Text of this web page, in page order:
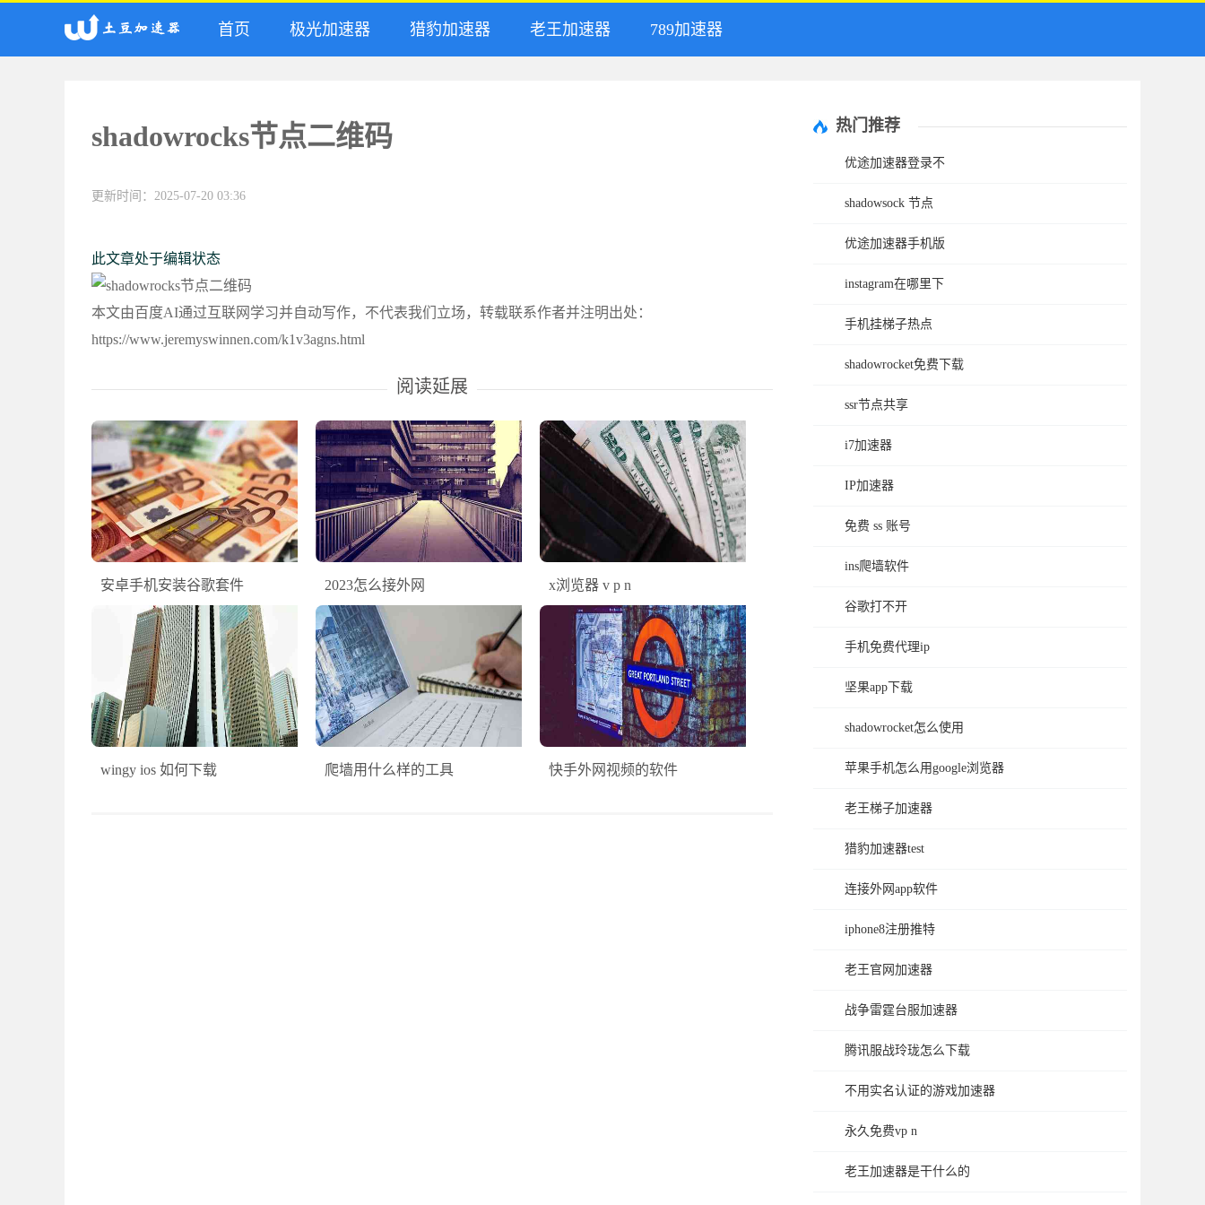
首页 极光加速器 猎豹加速器 老王加速器 789加速器
shadowrocks节点二维码
更新时间：2025-07-20 03:36
此文章处于编辑状态
本文由百度AI通过互联网学习并自动写作，不代表我们立场，转载联系作者并注明出处：
https://www.jeremyswinnen.com/k1v3agns.html
阅读延展
安卓手机安装谷歌套件 2023怎么接外网 x浏览器 v p n
wingy ios 如何下载 爬墙用什么样的工具 快手外网视频的软件
热门推荐
优途加速器登录不
shadowsock 节点
优途加速器手机版
instagram在哪里下
手机挂梯子热点
shadowrocket免费下载
ssr节点共享
i7加速器
IP加速器
免费 ss 账号
ins爬墙软件
谷歌打不开
手机免费代理ip
坚果app下载
shadowrocket怎么使用
苹果手机怎么用google浏览器
老王梯子加速器
猎豹加速器test
连接外网app软件
iphone8注册推特
老王官网加速器
战争雷霆台服加速器
腾讯服战玲珑怎么下载
不用实名认证的游戏加速器
永久免费vp n
老王加速器是干什么的